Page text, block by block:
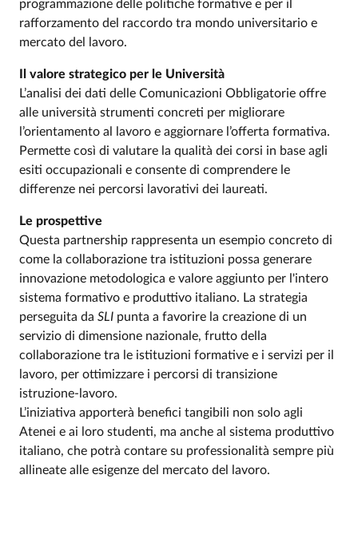
programmazione delle politiche formative e per il
rafforzamento del raccordo tra mondo universitario e
mercato del lavoro.
Il valore strategico per le Università
L’analisi dei dati delle Comunicazioni Obbligatorie offre
alle università strumenti concreti per migliorare
l’orientamento al lavoro e aggiornare l’offerta formativa.
Permette così di valutare la qualità dei corsi in base agli
esiti occupazionali e consente di comprendere le
differenze nei percorsi lavorativi dei laureati.
Le prospettive
Questa partnership rappresenta un esempio concreto di
come la collaborazione tra istituzioni possa generare
innovazione metodologica e valore aggiunto per l'intero
sistema formativo e produttivo italiano. La strategia
perseguita da SLI punta a favorire la creazione di un
servizio di dimensione nazionale, frutto della
collaborazione tra le istituzioni formative e i servizi per il
lavoro, per ottimizzare i percorsi di transizione
istruzione-lavoro.
L’iniziativa apporterà benefici tangibili non solo agli
Atenei e ai loro studenti, ma anche al sistema produttivo
italiano, che potrà contare su professionalità sempre più
allineate alle esigenze del mercato del lavoro.